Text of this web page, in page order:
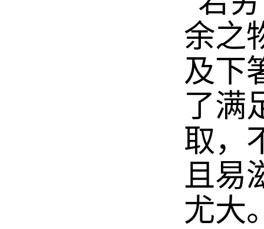
余之
及下
了满
取，
且易
尤大